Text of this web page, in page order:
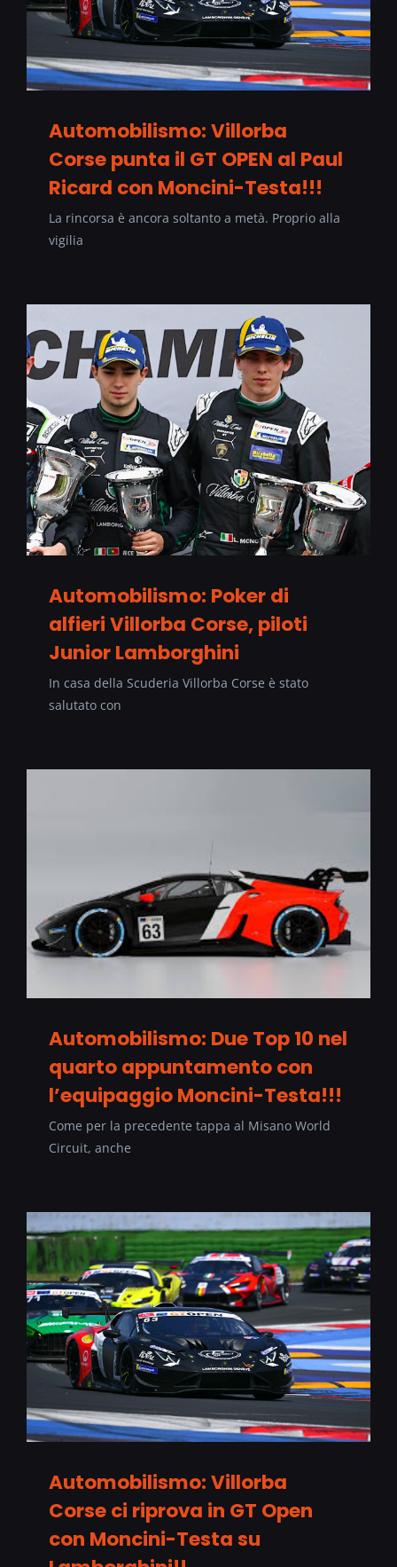
Automobilismo: Villorba
Corse punta il GT OPEN al Paul
Ricard con Moncini-Testa!!!
La rincorsa è ancora soltanto a metà. Proprio alla
vigilia
Automobilismo: Poker di
alfieri Villorba Corse, piloti
Junior Lamborghini
In casa della Scuderia Villorba Corse è stato
salutato con
Automobilismo: Due Top 10 nel
quarto appuntamento con
l’equipaggio Moncini-Testa!!!
Come per la precedente tappa al Misano World
Circuit, anche
Automobilismo: Villorba
Corse ci riprova in GT Open
con Moncini-Testa su